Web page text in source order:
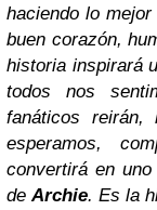
haciendo lo
buen corazón,
historia inspirará
todos nos
fanáticos
esperamos,
convertirá en
deArchie. Es la